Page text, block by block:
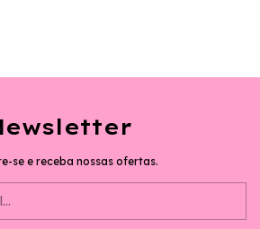
se e receba nossas ofertas.